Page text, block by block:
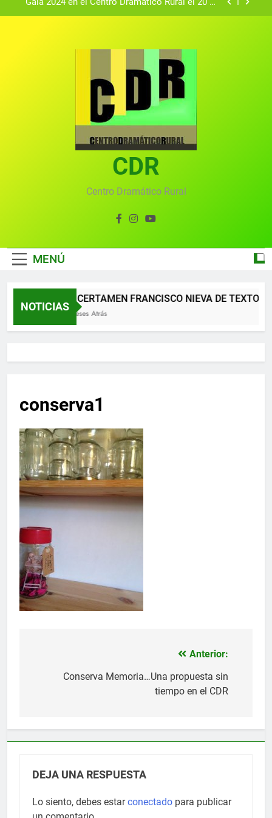
Gala 2024 en el Centro Dramático Rural el 20 de
convocado por el Centro Dramático Rural de Mira
(Cuenca)
Gala anual virtual del Centro Dramático Rural de
Gala del Centro Dramático Rural 2025
Gala 2024 en el Centro Dramático Rural el 20 de
Textos seleccionados en el VI Certamen
Francisco Nieva de piezas breves teatrales
convocado por el Centro Dramático Rural de Mira
Gala anual virtual del Centro Dramático Rural de
CDR
Centro Dramático Rural
MENÚ
NOTICIAS
XII CERTAMEN FRANCISCO NIEVA DE TEXTOS
2 Meses Atrás
conserva1
Anterior:
Conserva Memoria…Una propuesta sin
tiempo en el CDR
DEJA UNA RESPUESTA
Lo siento, debes estarconectado para publicar